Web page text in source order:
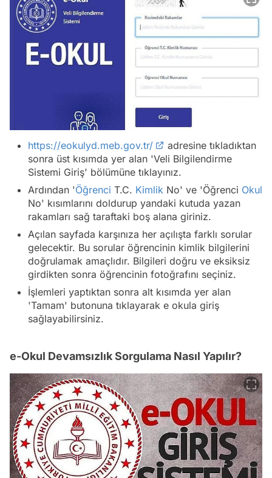
https://eokulyd.meb.gov.tr/
adresine tıkladıktan
sonra üst kısımda yer alan 'Veli Bilgilendirme
Sistemi Giriş' bölümüne tıklayınız.
Ardından 'Öğrenci T.C. Kimlik No' ve 'Öğrenci Okul
No' kısımlarını doldurup yandaki kutuda yazan
rakamları sağ taraftaki boş alana giriniz.
Açılan sayfada karşınıza her açılışta farklı sorular
gelecektir. Bu sorular öğrencinin kimlik bilgilerini
doğrulamak amaçlıdır. Bilgileri doğru ve eksiksiz
girdikten sonra öğrencinin fotoğrafını seçiniz.
İşlemleri yaptıktan sonra alt kısımda yer alan
'Tamam' butonuna tıklayarak e okula giriş
sağlayabilirsiniz.
e-Okul Devamsızlık Sorgulama Nasıl Yapılır?